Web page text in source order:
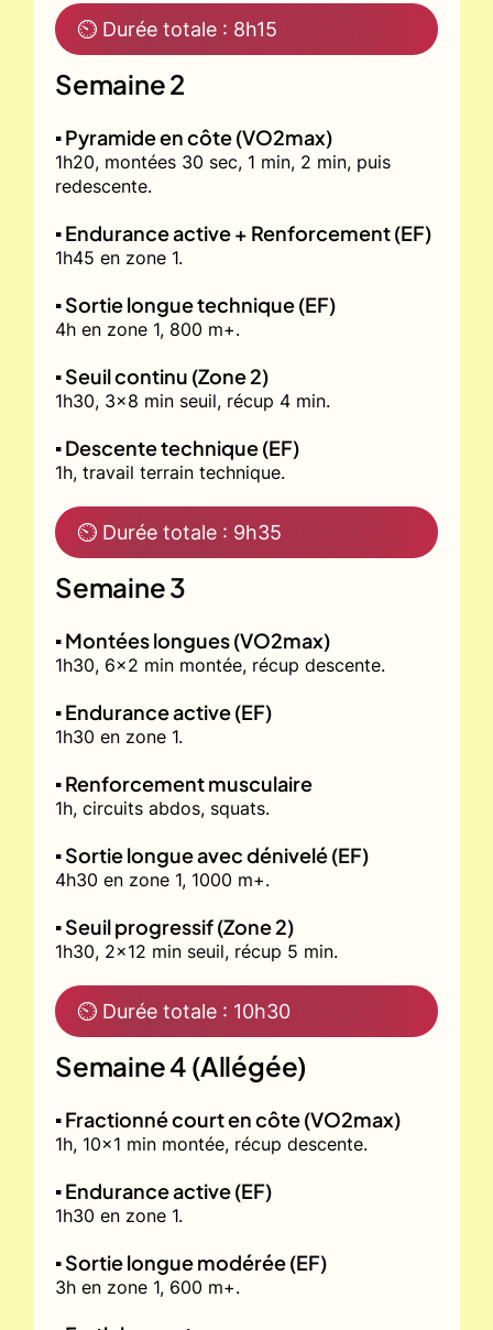
⏲ Durée totale : 8h15
Semaine 2
▪️ Pyramide en côte (VO2max)
1h20, montées 30 sec, 1 min, 2 min, puis
redescente.
▪️ Endurance active + Renforcement (EF)
1h45 en zone 1.
▪️ Sortie longue technique (EF)
4h en zone 1, 800 m+.
▪️ Seuil continu (Zone 2)
1h30, 3x8 min seuil, récup 4 min.
▪️ Descente technique (EF)
1h, travail terrain technique.
⏲ Durée totale : 9h35
Semaine 3
▪️ Montées longues (VO2max)
1h30, 6x2 min montée, récup descente.
▪️ Endurance active (EF)
1h30 en zone 1.
▪️ Renforcement musculaire
1h, circuits abdos, squats.
▪️ Sortie longue avec dénivelé (EF)
4h30 en zone 1, 1000 m+.
▪️ Seuil progressif (Zone 2)
1h30, 2x12 min seuil, récup 5 min.
⏲ Durée totale : 10h30
Semaine 4 (Allégée)
▪️ Fractionné court en côte (VO2max)
1h, 10x1 min montée, récup descente.
▪️ Endurance active (EF)
1h30 en zone 1.
▪️ Sortie longue modérée (EF)
3h en zone 1, 600 m+.